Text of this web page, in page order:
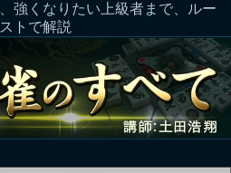
強くなりたい上級者まで、ルー
トで解説